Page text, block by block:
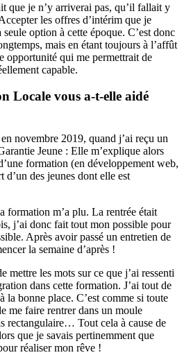
que je n’y arriverai pas, qu’il fallait y
les offres d’intérim que je
option à cette époque. C’est donc
mais en étant toujours à l’affût
opportunité qui me permettrait de
capable.
Locale vous a-t-elle aidé
novembre 2019, quand j’ai reçu un
Jeune : Elle m’explique alors
formation (en développement web,
d’un des jeunes dont elle est
formation m’a plu. La rentrée était
j’ai donc fait tout mon possible pour
Après avoir passé un entretien de
la semaine d’après !
mettre les mots sur ce que j’ai ressenti
dans cette formation. J’ai tout de
la bonne place. C’est comme si toute
me faire rentrer dans un moule
rectangulaire… Tout cela à cause de
que je savais pertinemment que
réaliser mon rêve !